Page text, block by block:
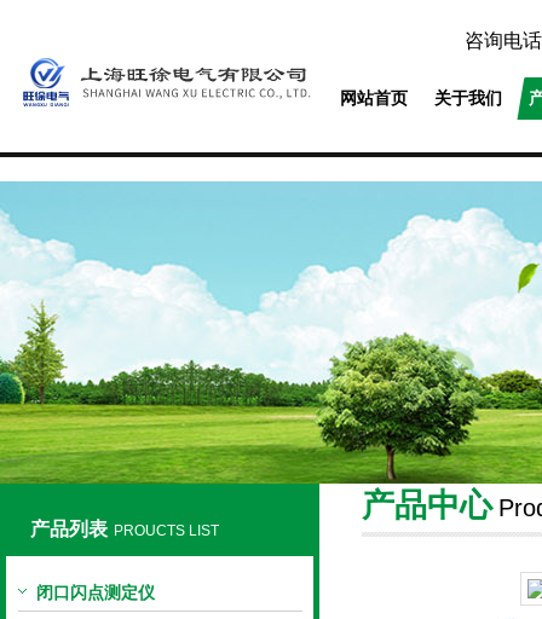
上海旺徐电气有限公司
咨询电
网站首页 关于我们
产品列表 PROUCTS LIST
闭口闪点测定仪
产品中心